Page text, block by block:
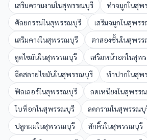
เสริมความงามในสุพรรณบุรี ทำจมูกในสุพ
ศัลยกรรมในสุพรรณบุรี เสริมจมูกในสุพร
เสริมคางในสุพรรณบุรี ตาสองชั้นในสุพร
ดูดไขมันในสุพรรณบุรี เสริมหน้าอกในสุพ
ฉีดสลายไขมันในสุพรรณบุรี ทำปากในสุพ
ฟิลเลอร์ในสุพรรณบุรี ลดเหนียงในสุพรร
โบท็อกในสุพรรณบุรี ลดกรามในสุพรรณบุ
ปลูกผมในสุพรรณบุรี สักคิ้วในสุพรรณบุรี